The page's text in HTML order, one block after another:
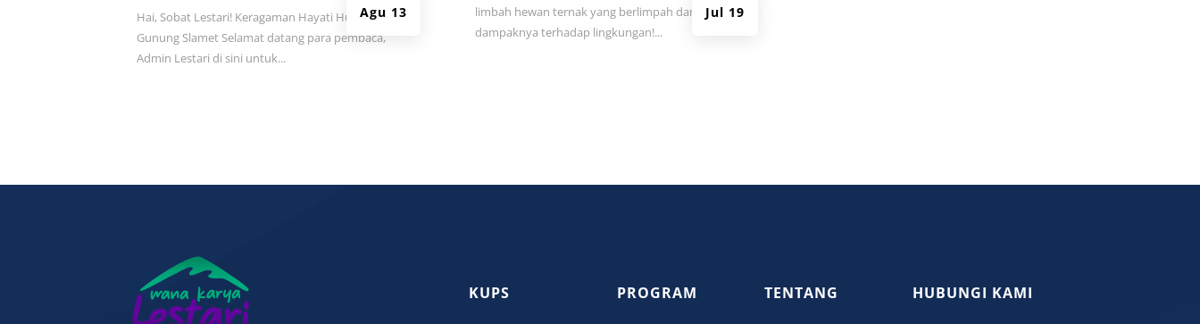
Agu 13
Hai, Sobat Lestari! Keragaman Hayati Hutan
Gunung Slamet Selamat datang para pembaca,
Admin Lestari di sini untuk...
Jul 19
limbah hewan ternak yang berlimpah dan
dampaknya terhadap lingkungan!...
KUPS PROGRAM TENTANG HUBUNGI KAMI